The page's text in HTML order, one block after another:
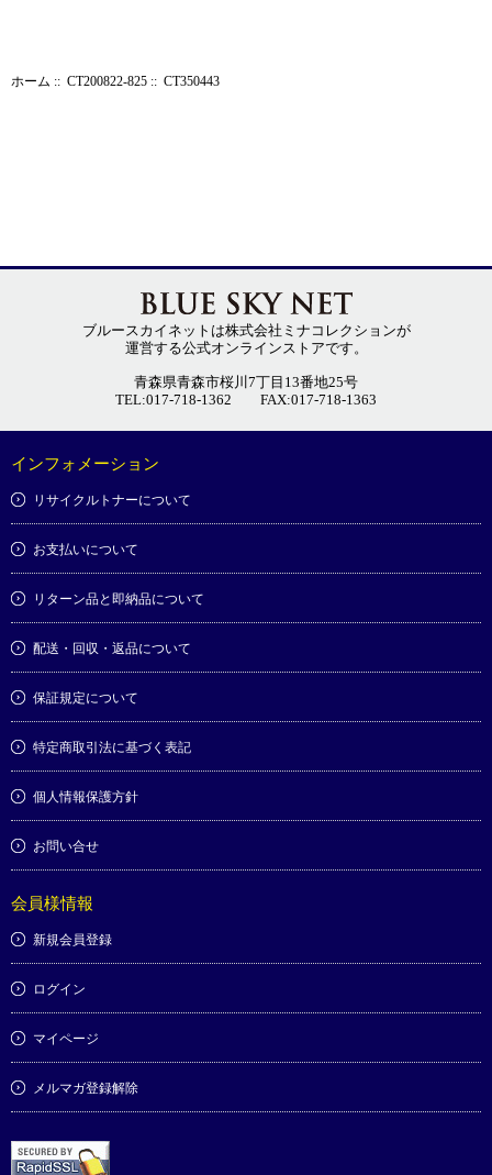
ホーム :: CT200822-825 :: CT350443
ブルースカイネットは株式会社ミナコレクションが
運営する公式オンラインストアです。
青森県青森市桜川7丁目13番地25号
TEL:017-718-1362 FAX:017-718-1363
インフォメーション
リサイクルトナーについて
お支払いについて
リターン品と即納品について
配送・回収・返品について
保証規定について
特定商取引法に基づく表記
個人情報保護方針
お問い合せ
会員様情報
新規会員登録
ログイン
マイページ
メルマガ登録解除